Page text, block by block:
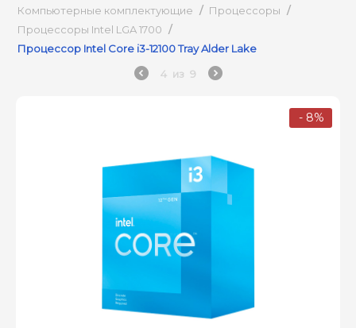
Компьютерные комплектующие / Процессоры /
Процессоры Intel LGA 1700 /
Процессор Intel Core i3-12100 Tray Alder Lake
4 из 9
- 8%